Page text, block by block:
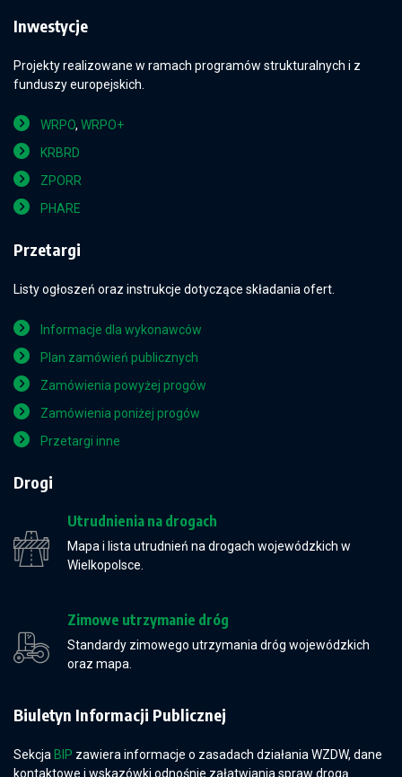
Inwestycje
Projekty realizowane w ramach programów strukturalnych i z
funduszy europejskich.
WRPO, WRPO+
KRBRD
ZPORR
PHARE
Przetargi
Listy ogłoszeń oraz instrukcje dotyczące składania ofert.
Informacje dla wykonawców
Plan zamówień publicznych
Zamówienia powyżej progów
Zamówienia poniżej progów
Przetargi inne
Drogi
Utrudnienia na drogach
Mapa i lista utrudnień na drogach wojewódzkich w
Wielkopolsce.
Zimowe utrzymanie dróg
Standardy zimowego utrzymania dróg wojewódzkich
oraz mapa.
Biuletyn Informacji Publicznej
Sekcja BIP zawiera informacje o zasadach działania WZDW, dane
kontaktowe i wskazówki odnośnie załatwiania spraw drogą